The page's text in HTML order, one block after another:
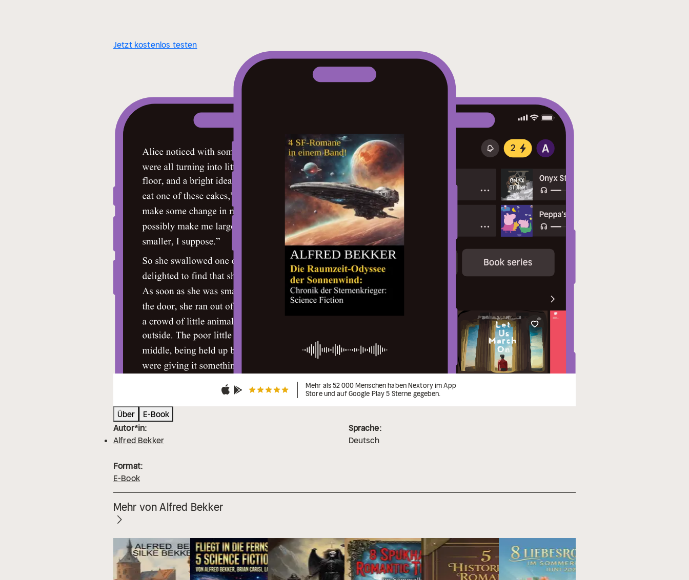
Jetzt kostenlos testen
Mehr als 52 000 Menschen haben Nextory im App
Store und auf Google Play 5 Sterne gegeben.
Über
E-Book
Autor*in:
Alfred Bekker
Sprache:
Deutsch
Format:
E-Book
Mehr von Alfred Bekker